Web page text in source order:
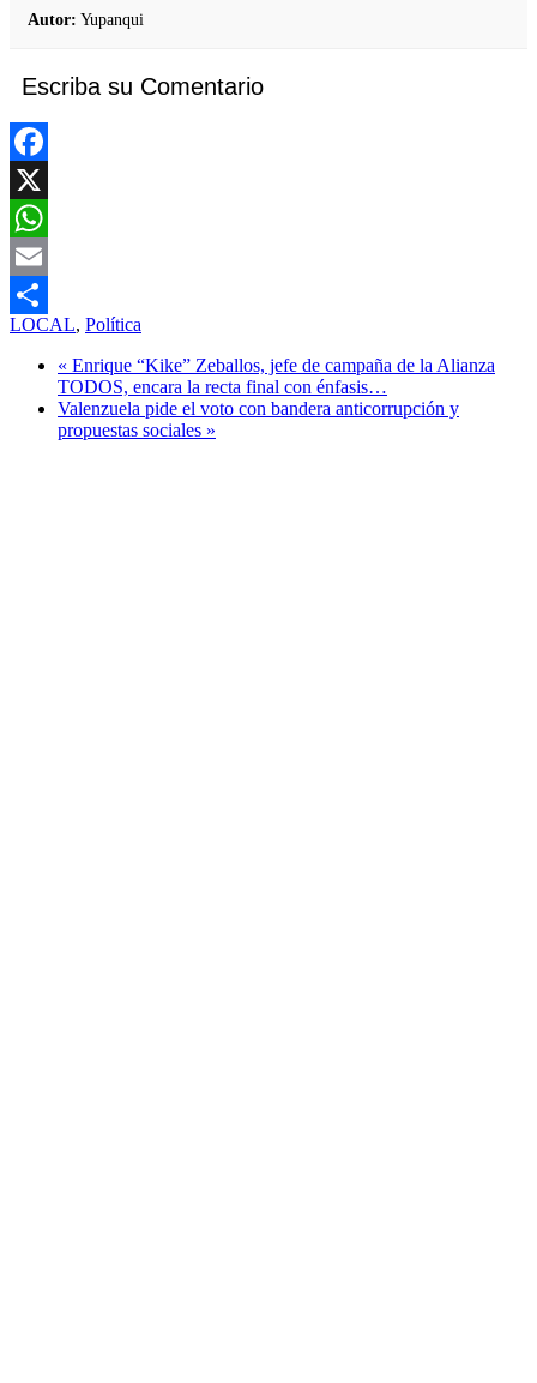
Autor: Yupanqui
Escriba su Comentario
Facebook
X
WhatsApp
Email
Compartir
LOCAL, Política
« Enrique “Kike” Zeballos, jefe de campaña de la Alianza
TODOS, encara la recta final con énfasis…
Valenzuela pide el voto con bandera anticorrupción y
propuestas sociales »